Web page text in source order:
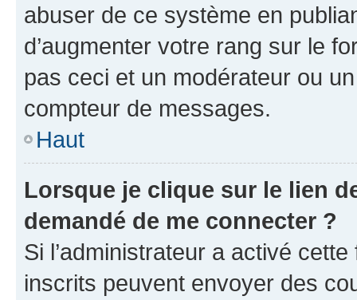
abuser de ce système en
d’augmenter votre rang sur le
pas ceci et un modérateur ou
compteur de messages.
Haut
Lorsque je clique sur le lien
demandé de me connecter ?
Si l’administrateur a activé
inscrits peuvent envoyer des